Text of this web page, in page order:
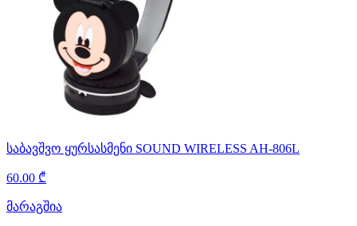
საბავშვო ყურსასმენი SOUND WIRELESS AH-806L
60.00 ₾
მარაგშია